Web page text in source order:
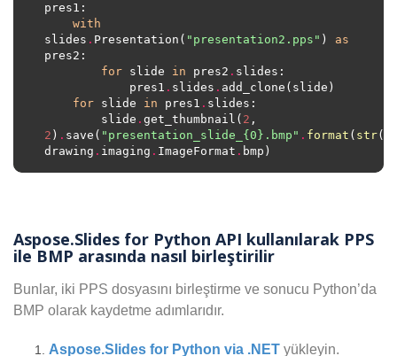
with
slides . Presentation( "presentation2.pps" ) as
for slide in pres2 .
            pres1
. slides .
for slide in pres1 .
        slide
. get_thumbnail( 2
2 ) . save( "presentation_slide_ {0} .bmp" . format ( str
drawing . imaging . ImageFormat .
Aspose.Slides for Python API kullanılarak PPS
ile BMP arasında nasıl birleştirilir
Bunlar, iki PPS dosyasını birleştirme ve sonucu Python’da
BMP olarak kaydetme adımlarıdır.
Aspose.Slides for Python via .NET yükleyin.